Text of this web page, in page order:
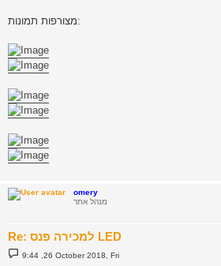
מצורפות תמונות:
omery
מנהל אתר
Re: למכירה פנס LED
P
o
9:44 ,26 October 2018, Fri